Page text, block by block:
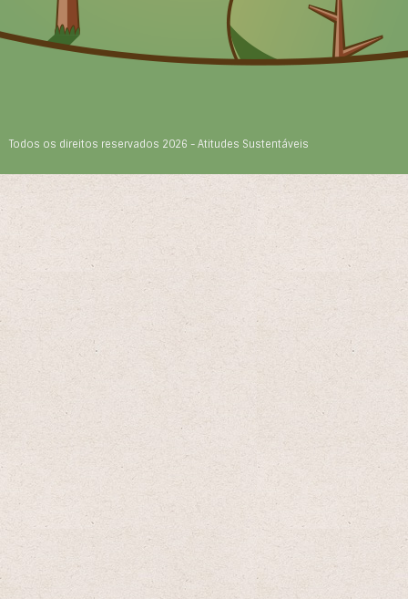
Todos os direitos reservados 2026 - Atitudes Sustentáveis